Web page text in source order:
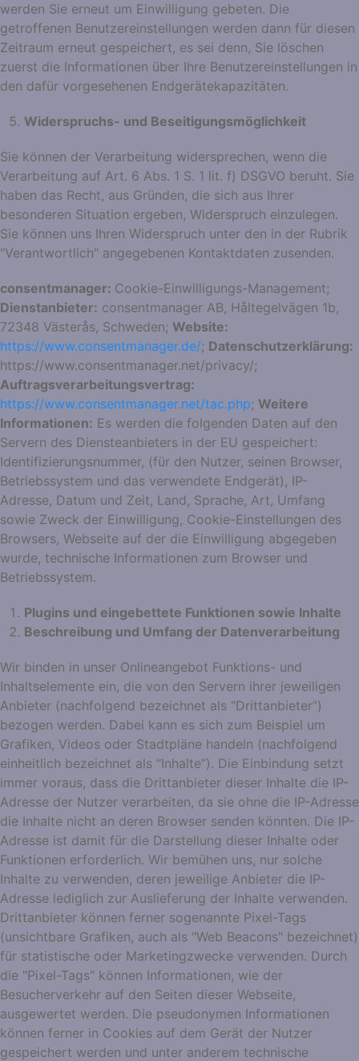
werden Sie erneut um Einwilligung gebeten. Die
getroffenen Benutzereinstellungen werden dann für diesen
Zeitraum erneut gespeichert, es sei denn, Sie löschen
zuerst die Informationen über Ihre Benutzereinstellungen in
den dafür vorgesehenen Endgerätekapazitäten.
Widerspruchs- und Beseitigungsmöglichkeit
Sie können der Verarbeitung widersprechen, wenn die
Verarbeitung auf Art. 6 Abs. 1 S. 1 lit. f) DSGVO beruht. Sie
haben das Recht, aus Gründen, die sich aus Ihrer
besonderen Situation ergeben, Widerspruch einzulegen.
Sie können uns Ihren Widerspruch unter den in der Rubrik
"Verantwortlich" angegebenen Kontaktdaten zusenden.
consentmanager: Cookie-Einwilligungs-Management;
Dienstanbieter: consentmanager AB, Håltegelvägen 1b,
72348 Västerås, Schweden; Website:
https://www.consentmanager.de/; Datenschutzerklärung:
https://www.consentmanager.net/privacy/;
Auftragsverarbeitungsvertrag:
https://www.consentmanager.net/tac.php; Weitere
Informationen: Es werden die folgenden Daten auf den
Servern des Diensteanbieters in der EU gespeichert:
Identifizierungsnummer, (für den Nutzer, seinen Browser,
Betriebssystem und das verwendete Endgerät), IP-
Adresse, Datum und Zeit, Land, Sprache, Art, Umfang
sowie Zweck der Einwilligung, Cookie-Einstellungen des
Browsers, Webseite auf der die Einwilligung abgegeben
wurde, technische Informationen zum Browser und
Betriebssystem.
Plugins und eingebettete Funktionen sowie Inhalte
Beschreibung und Umfang der Datenverarbeitung
Wir binden in unser Onlineangebot Funktions- und
Inhaltselemente ein, die von den Servern ihrer jeweiligen
Anbieter (nachfolgend bezeichnet als "Drittanbieter”)
bezogen werden. Dabei kann es sich zum Beispiel um
Grafiken, Videos oder Stadtpläne handeln (nachfolgend
einheitlich bezeichnet als "Inhalte”). Die Einbindung setzt
immer voraus, dass die Drittanbieter dieser Inhalte die IP-
Adresse der Nutzer verarbeiten, da sie ohne die IP-Adresse
die Inhalte nicht an deren Browser senden könnten. Die IP-
Adresse ist damit für die Darstellung dieser Inhalte oder
Funktionen erforderlich. Wir bemühen uns, nur solche
Inhalte zu verwenden, deren jeweilige Anbieter die IP-
Adresse lediglich zur Auslieferung der Inhalte verwenden.
Drittanbieter können ferner sogenannte Pixel-Tags
(unsichtbare Grafiken, auch als "Web Beacons" bezeichnet)
für statistische oder Marketingzwecke verwenden. Durch
die "Pixel-Tags" können Informationen, wie der
Besucherverkehr auf den Seiten dieser Webseite,
ausgewertet werden. Die pseudonymen Informationen
können ferner in Cookies auf dem Gerät der Nutzer
gespeichert werden und unter anderem technische